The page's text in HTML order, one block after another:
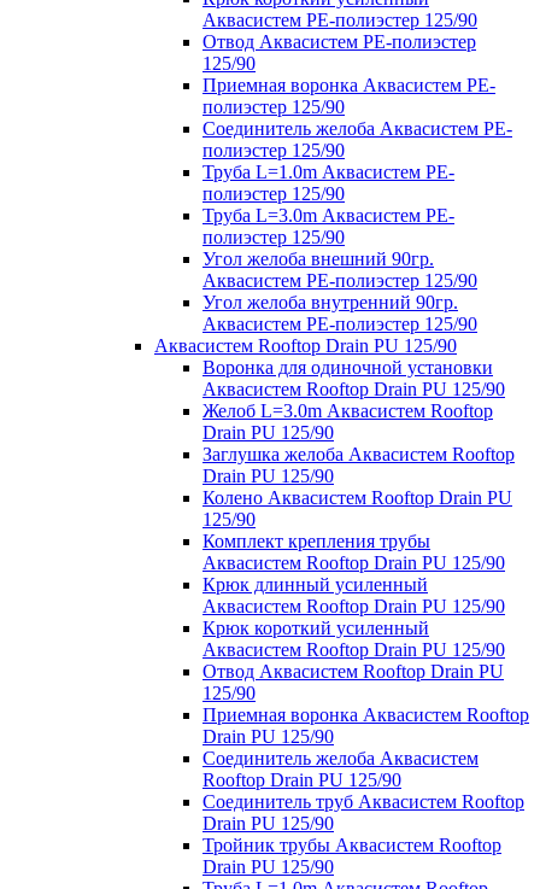
Аквасистем PE-полиэстер 125/90
Отвод Аквасистем РЕ-полиэстер
125/90
Приемная воронка Аквасистем PE-
полиэстер 125/90
Соединитель желоба Аквасистем PE-
полиэстер 125/90
Труба L=1.0m Аквасистем PE-
полиэстер 125/90
Труба L=3.0m Аквасистем PE-
полиэстер 125/90
Угол желоба внешний 90гр.
Аквасистем PE-полиэстер 125/90
Угол желоба внутренний 90гр.
Аквасистем PE-полиэстер 125/90
Аквасистем Rooftop Drain PU 125/90
Воронка для одиночной установки
Аквасистем Rooftop Drain PU 125/90
Желоб L=3.0m Аквасистем Rooftop
Drain PU 125/90
Заглушка желоба Аквасистем Rooftop
Drain PU 125/90
Колено Аквасистем Rooftop Drain PU
125/90
Комплект крепления трубы
Аквасистем Rooftop Drain PU 125/90
Крюк длинный усиленный
Аквасистем Rooftop Drain PU 125/90
Крюк короткий усиленный
Аквасистем Rooftop Drain PU 125/90
Отвод Аквасистем Rooftop Drain PU
125/90
Приемная воронка Аквасистем Rooftop
Drain PU 125/90
Соединитель желоба Аквасистем
Rooftop Drain PU 125/90
Соединитель труб Аквасистем Rooftop
Drain PU 125/90
Тройник трубы Аквасистем Rooftop
Drain PU 125/90